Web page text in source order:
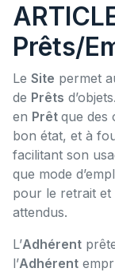
Prêts/
Le Site permet
de Prêts
en Prêt que des
bon état, et à
facilitant son
que mode
pour le retrait et
attendus.
L’Adhérent
l’Adhérent